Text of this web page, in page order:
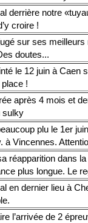
derrière notre
croire !
sur ses
doutes...
le 12 juin à Caen
!
après 4 mois et
sulky
plu le 1er
à Vincennes.
réapparition dans
plus longue. Le
en dernier lieu à
l’arrivée de 2